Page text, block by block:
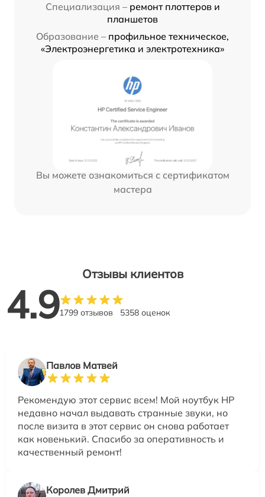
Специализация – ремонт плоттеров и
планшетов
Образование – профильное техническое,
«Электроэнергетика и электротехника»
Вы можете ознакомиться с сертификатом
мастера
Отзывы клиентов
4.91799 отзывов 5358 оценок
Павлов Матвей
Рекомендую этот сервис всем! Мой ноутбук HP
недавно начал выдавать странные звуки, но
после визита в этот сервис он снова работает
как новенький. Спасибо за оперативность и
качественный ремонт!
Королев Дмитрий